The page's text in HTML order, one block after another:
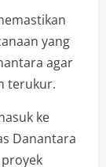
yang
agar
terukur.
ke
Danantara